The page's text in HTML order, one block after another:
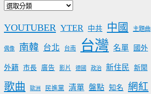
文
分
YOUTUBER YTER 中共 中國 主題曲
偶像 南韓 台北 台南 台灣 名單 國外
外籍 市長 廣告 影片 德國 政治 新住民 新聞
歌曲 歐洲 民進黨 清單 盤點 知名 網紅